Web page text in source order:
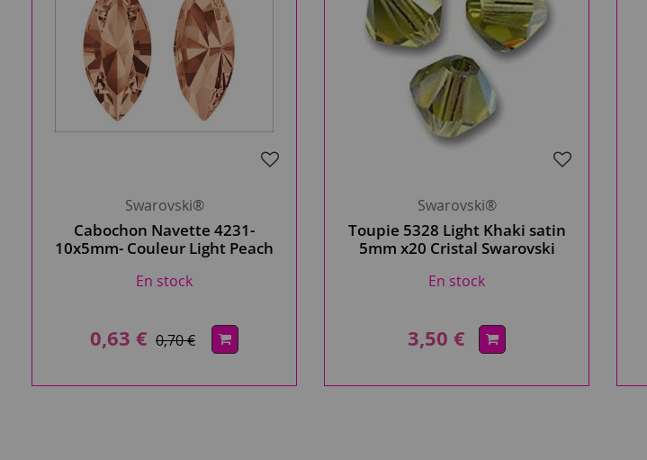
Swarovski®
Cabochon Navette 4231-
10x5mm- Couleur Light Peach
En stock
0,63 € 0,70 €
Swarovski®
Toupie 5328 Light Khaki satin
5mm x20 Cristal Swarovski
En stock
3,50 €